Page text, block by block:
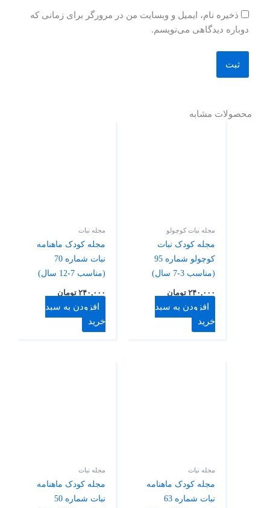
ذخیره نام، ایمیل و وبسایت من در مرورگر برای زمانی که
دوباره دیدگاهی می‌نویسم.
محصولات مشابه
مجله نبات کوچولو
مجله کودک نبات
کوچولو شماره 95
(مناسب 3-7 سال)
۲۴۰,۰۰۰ تومان
افزودن به سبد
خرید
مجله نبات
مجله کودک ماهنامه
نبات شماره 70
(مناسب 7-12 سال)
۲۴۰,۰۰۰ تومان
افزودن به سبد
خرید
مجله نبات
مجله کودک ماهنامه
نبات شماره 63
مجله نبات
مجله کودک ماهنامه
نبات شماره 50